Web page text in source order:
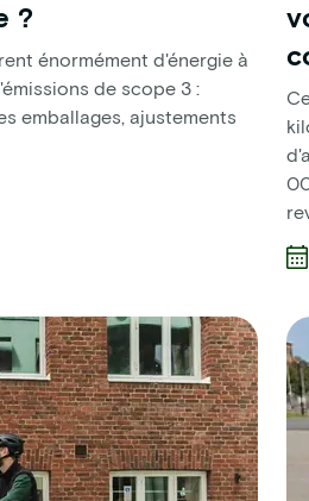
?
énormément d'énergie à
de scope 3 :
emballages, ajustements